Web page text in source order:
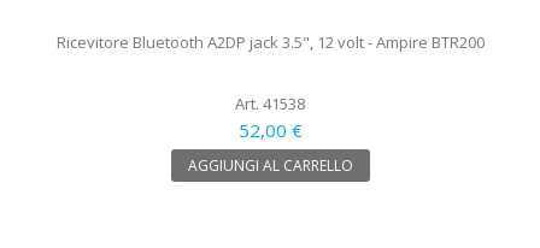
Ricevitore Bluetooth A2DP jack 3.5", 12 volt - Ampire BTR200
Art. 41538
52,00 €
AGGIUNGI AL CARRELLO